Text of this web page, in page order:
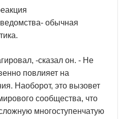
обычная
-сказал он. - Не
повлияет на
Наоборот, это вызовет
сообщества, что
многоступенчатую